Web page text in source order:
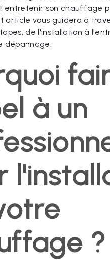
entretenir son chauffage
article vous guidera à
de l'installation à
dépannage.
à un
?